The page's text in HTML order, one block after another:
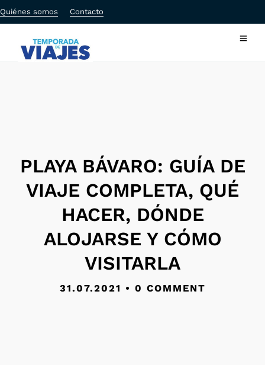
Quiénes somos Contacto
PLAYA BÁVARO: GUÍA DE
VIAJE COMPLETA, QUÉ
HACER, DÓNDE
ALOJARSE Y CÓMO
VISITARLA
31.07.2021 • 0 COMMENT